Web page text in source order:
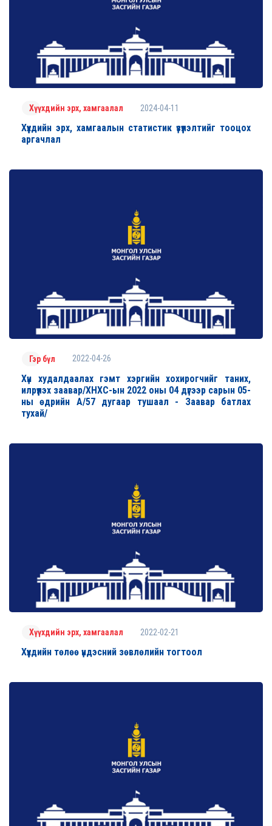
Хүүхдийн эрх, хамгаалал 2024-04-11
Хүүхдийн эрх, хамгаалын статистик үзүүлэлтийг тооцох
аргачлал
Гэр бүл 2022-04-26
Хүн худалдаалах гэмт хэргийн хохирогчийг таних,
илрүүлэх заавар/ХНХС-ын 2022 оны 04 дүгээр сарын 05-
ны өдрийн А/57 дугаар тушаал - Заавар батлах
тухай/
Хүүхдийн эрх, хамгаалал 2022-02-21
Хүүхдийн төлөө үндэсний зөвлөлийн тогтоол